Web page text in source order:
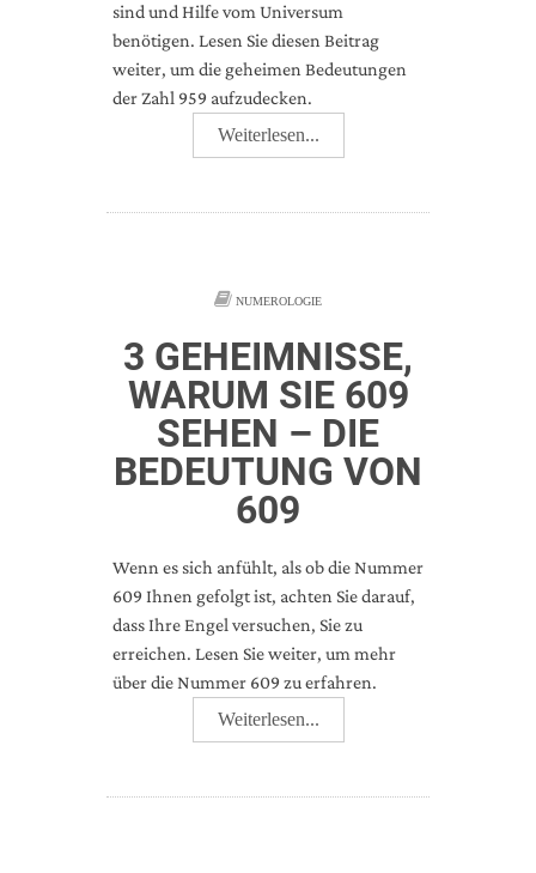
sind und Hilfe vom Universum
benötigen. Lesen Sie diesen Beitrag
weiter, um die geheimen Bedeutungen
der Zahl 959 aufzudecken.
Weiterlesen...
NUMEROLOGIE
3 GEHEIMNISSE,
WARUM SIE 609
SEHEN – DIE
BEDEUTUNG VON
609
Wenn es sich anfühlt, als ob die Nummer
609 Ihnen gefolgt ist, achten Sie darauf,
dass Ihre Engel versuchen, Sie zu
erreichen. Lesen Sie weiter, um mehr
über die Nummer 609 zu erfahren.
Weiterlesen...